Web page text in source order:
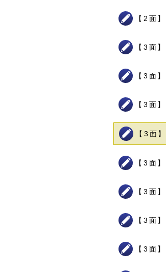
【2面】
【3面】
【3面】
【3面】
【3面
【3面】
【3面】
【3面】
【3面】